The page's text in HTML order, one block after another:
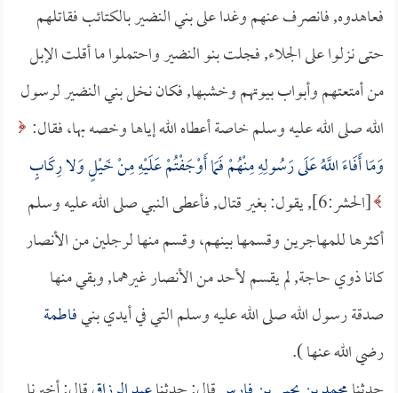
فعاهدوه, فانصرف عنهم وغدا على بني النضير بالكتائب فقاتلهم
حتى نزلوا على الجلاء, فجلت بنو النضير واحتملوا ما أقلت الإبل
من أمتعتهم وأبواب بيوتهم وخشبها, فكان نخل بني النضير لرسول
الله صلى الله عليه وسلم خاصة أعطاه الله إياها وخصه بها، فقال:
وَمَا أَفَاءَ اللَّهُ عَلَى رَسُولِهِ مِنْهُمْ فَمَا أَوْجَفْتُمْ عَلَيْهِ مِنْ خَيْلٍ وَلا رِكَابٍ
[الحشر:6], يقول: بغير قتال, فأعطى النبي صلى الله عليه وسلم
أكثرها للمهاجرين وقسمها بينهم، وقسم منها لرجلين من الأنصار
كانا ذوي حاجة, لم يقسم لأحد من الأنصار غيرهما, وبقي منها
صدقة رسول الله صلى الله عليه وسلم التي في أيدي بنيفاطمة
رضي الله عنها ).